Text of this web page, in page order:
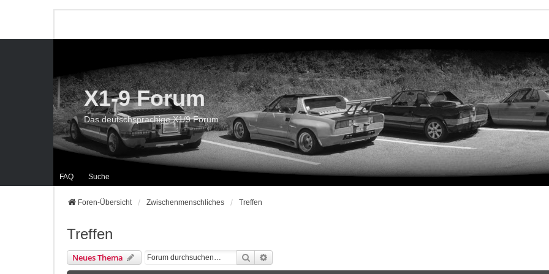
FAQ Suche
X1-9 Forum
Das deutschsprachige X1/9 Forum
Foren-Übersicht Zwischenmenschliches Treffen
Treffen
Neues Thema Suche